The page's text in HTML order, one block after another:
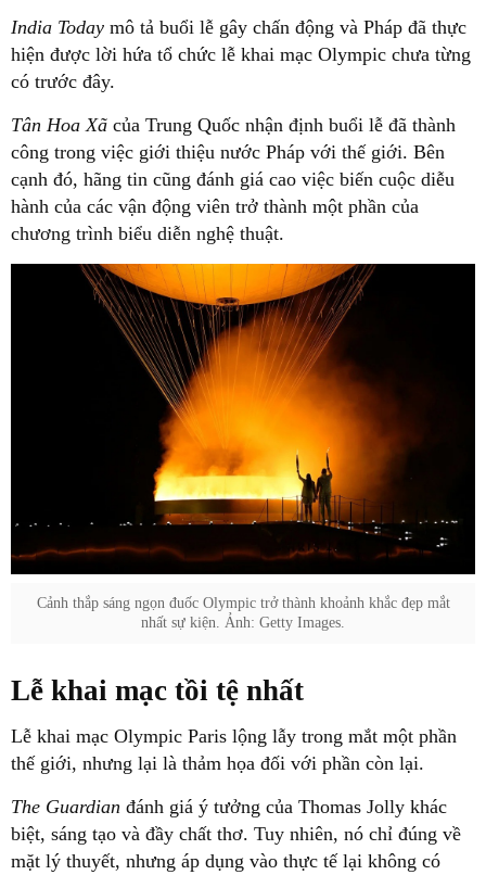
India Today mô tả buổi lễ gây chấn động và Pháp đã thực
hiện được lời hứa tổ chức lễ khai mạc Olympic chưa từng
có trước đây.
Tân Hoa Xã của Trung Quốc nhận định buổi lễ đã thành
công trong việc giới thiệu nước Pháp với thế giới. Bên
cạnh đó, hãng tin cũng đánh giá cao việc biến cuộc diễu
hành của các vận động viên trở thành một phần của
chương trình biểu diễn nghệ thuật.
Cảnh thắp sáng ngọn đuốc Olympic trở thành khoảnh khắc đẹp mắt
nhất sự kiện. Ảnh: Getty Images.
Lễ khai mạc tồi tệ nhất
Lễ khai mạc Olympic Paris lộng lẫy trong mắt một phần
thế giới, nhưng lại là thảm họa đối với phần còn lại.
The Guardian đánh giá ý tưởng của Thomas Jolly khác
biệt, sáng tạo và đầy chất thơ. Tuy nhiên, nó chỉ đúng về
mặt lý thuyết, nhưng áp dụng vào thực tế lại không có